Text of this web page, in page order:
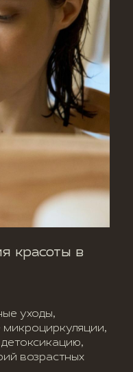
красоты в
уходы,
возрастных